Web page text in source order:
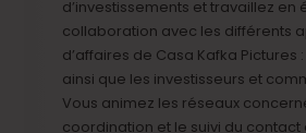
d’investissements et travaillez en
collaboration avec les différents
d’affaires de Casa Kafka Pictures
ainsi que les investisseurs et
Vous animez les réseaux
coordination et le suivi du